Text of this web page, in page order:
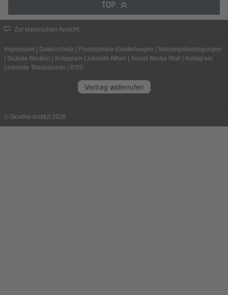
TOP
Zur klassischen Ansicht
Impressum Datenschutz Privatsphäre-Einstellungen
Nutzungsbedingungen
Soziale Medien Instagram Linkseite Athen Social Media Wall
Instagram
Linkseite Thessaloniki
RSS
Vertrag widerrufen
© Goethe-Institut 2026